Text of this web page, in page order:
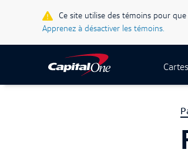
Ce site utilise des témoins pour
Apprenez à désactiver les témoins.